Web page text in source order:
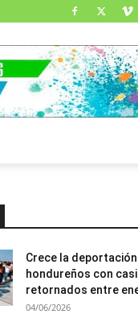
Crece la
hondureños con
retornados entre
04/06/2026